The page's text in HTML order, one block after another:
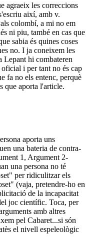
agraeix les correccions
així, amb v.
colombí, a mi no em
ni piu, també en cas que
sabia és quines coses
no. I ja coneixem les
Lepant hi combateren
i per tant no és cap
fa no els entenc, perquè
que aporta l'article.
aporta uns
una bateria de contra-
1, Argument 2-
una persona no té
per ridiculitzar els
(vaja, pretendre-ho en
de la incapacitat
joc científic. Toca, per
amb altres
pel Cabaret...si són
el nivell espeleològic